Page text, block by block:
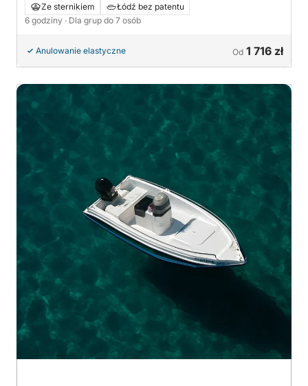
Ze sternikiem
Łódź bez patentu
6 godziny · Dla grup do 7 osób
Anulowanie elastyczne Od 1 716 zł